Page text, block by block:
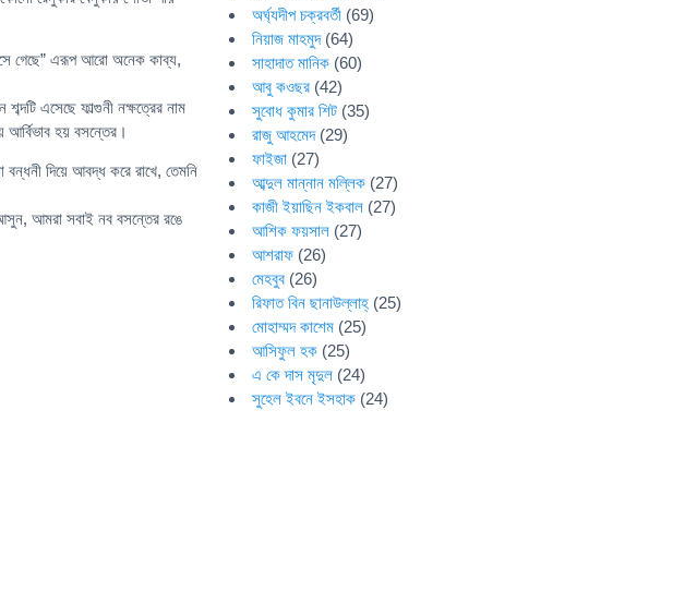
গেছে” এরূপ আরো অনেক কাব্য,
এসেছে ফাল্গুনী নক্ষত্রের নাম
আর্বিভাব হয় বসন্তের।
বন্ধনী দিয়ে আবদ্ধ করে রাখে, তেমনি
আমরা সবাই নব বসন্তের রঙে
অর্ঘ্যদীপ চক্রবর্তী (69)
নিয়াজ মাহমুদ(64)
সাহাদাত মানিক (60)
আবু কওছর (42)
সুবোধ কুমার শিট (35)
রাজু আহমেদ(29)
ফাইজা (27)
আব্দুল মান্নান মল্লিক (27)
কাজী ইয়াছিন ইকবাল (27)
আশিক ফয়সাল (27)
আশরাফ (26)
মেহবুব (26)
রিফাত বিন ছানাউল্লাহ্ (25)
মোহাম্মদ কাশেম (25)
আসিফুল হক (25)
এ কে দাস মৃদুল (24)
সুহেল ইবনে ইসহাক (24)